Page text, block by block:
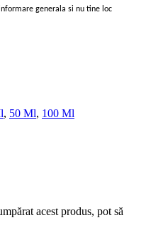
generala si nu tine loc
, 50 Ml, 100 Ml
acest produs, pot să